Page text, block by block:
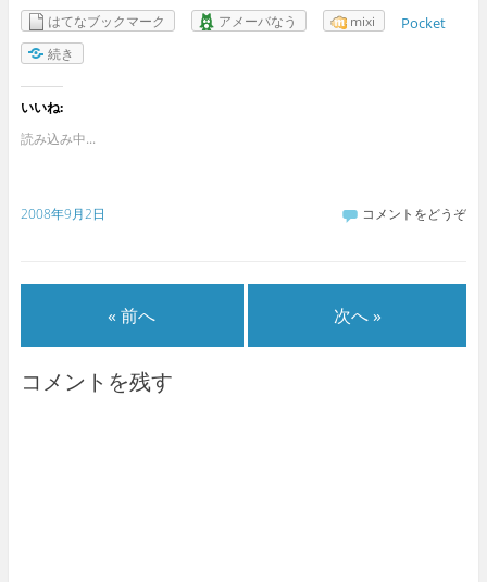
はてなブックマーク
アメーバなう mixi Pocket
続き
いいね:
読み込み中...
2008年9月2日 コメントをどうぞ
« 前へ 次へ »
コメントを残す